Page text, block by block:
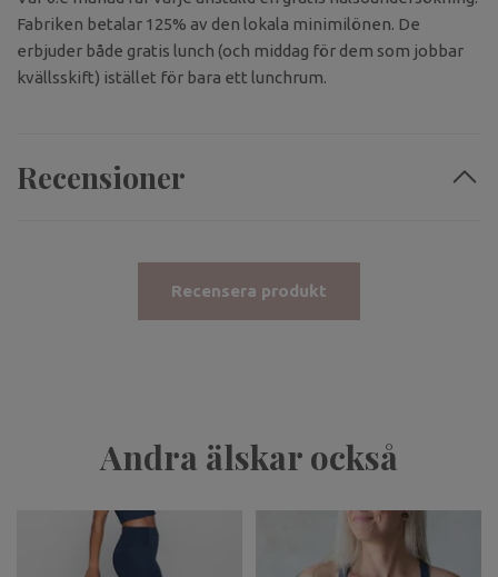
Fabriken betalar 125% av den lokala minimilönen. De
erbjuder både gratis lunch (och middag för dem som jobbar
kvällsskift) istället för bara ett lunchrum.
Recensioner
Recensera produkt
Andra älskar också